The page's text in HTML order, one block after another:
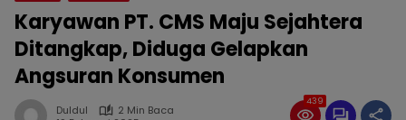
Karyawan PT. CMS Maju Sejahtera
Ditangkap, Diduga Gelapkan
Angsuran Konsumen
Duldul
2 Min Baca
439